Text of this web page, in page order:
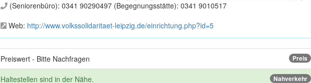
(Seniorenbüro): 0341 90290497 (Begegnungsstätte): 0341 9010517
Web: http://www.volkssolidaritaet-leipzig.de/einrichtung.php?id=5
Preis
Preiswert - Bitte Nachfragen
Nahverkehr
Haltestellen sind in der Nähe.